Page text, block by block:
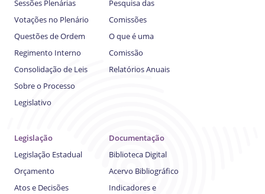
Sessões Plenárias
Votações no Plenário
Questões de Ordem
Regimento Interno
Consolidação de Leis
Sobre o Processo
Legislativo
Pesquisa das
Comissões
O que é uma
Comissão
Relatórios Anuais
Legislação
Legislação Estadual
Orçamento
Atos e Decisões
Documentação
Biblioteca Digital
Acervo Bibliográfico
Indicadores e